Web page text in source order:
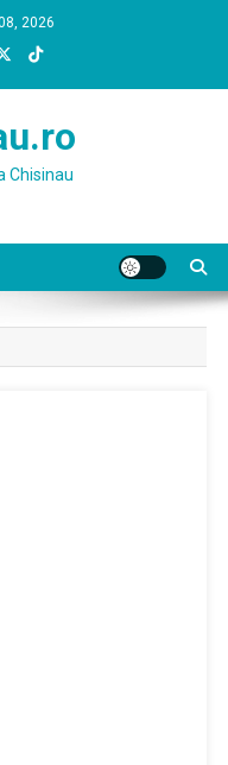
2026
Chisinau